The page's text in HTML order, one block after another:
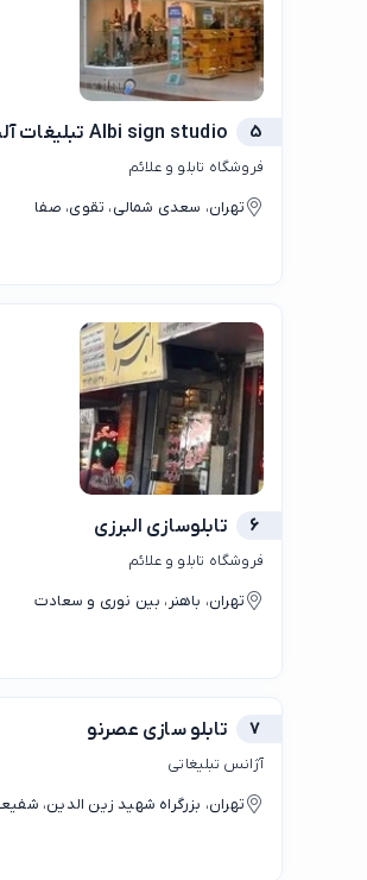
5 Albi sign studio تبلیغات آلبی
فروشگاه تابلو و علائم
تهران، سعدی شمالی، تقوی، صفا
6 تابلوسازی البرزی
فروشگاه تابلو و علائم
تهران، باهنر، بین نوری و سعادت
7 تابلو سازی عصرنو
آژانس تبلیغاتی
تهران، بزرگراه شهید زین الدین،